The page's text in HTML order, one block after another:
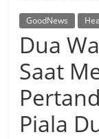
GoodNews
Dua
Saat
Piala